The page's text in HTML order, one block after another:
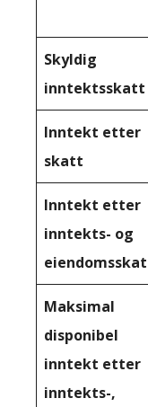
Skyldig
inntektsskatt
Inntekt etter
skatt
Inntekt etter
inntekts- og
Maksimal
disponibel
inntekt etter
inntekts-,